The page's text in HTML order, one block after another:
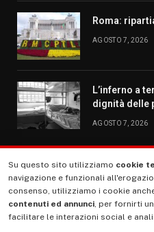
Roma:
AGOSTO 7, 2026
L’inferno a
dignità delle
AGOSTO 7, 2026
MENU
La Nostra Storia
Su questo sito utilizziamo cookie
navigazione e funzionali
consenso, utilizziamo i cookie
contenuti ed annunci, per fornirti
facilitare le interazioni social e